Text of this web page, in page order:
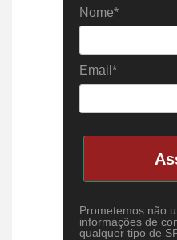
Nome*
Email*
Prometemos não
informações de
qualquer tipo de